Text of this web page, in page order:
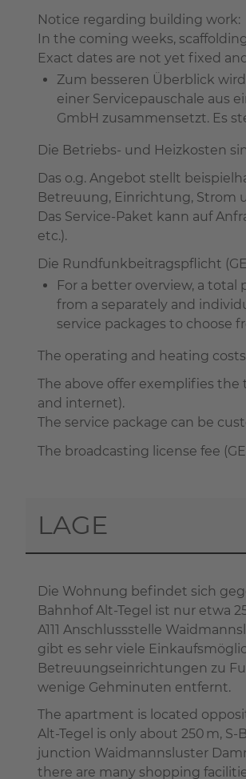
Notice regarding building work:
In the coming weeks,
Exact dates are not yet fixed
Zum besseren Überblick
einer Servicepauschale aus
GmbH zusammensetzt. Es
Die Betriebs- und Heizkosten
Das o.g. Angebot stellt
Betreuung, Einrichtung, Strom
Das Service-Paket kann auf
etc.).
Die Rundfunkbeitragspflicht
For a better overview, a
from a separately and
service packages to choose
The operating and heating
The above offer exemplifies
and internet).
The service package can be
The broadcasting license fee
LAGE
Die Wohnung befindet sich
Bahnhof Alt-Tegel ist nur etwa
A111 Anschlussstelle
gibt es sehr viele
Betreuungseinrichtungen zu
wenige Gehminuten entfernt.
The apartment is located
Alt-Tegel is only about 250 m, S-
junction Waidmannsluster
there are many shopping